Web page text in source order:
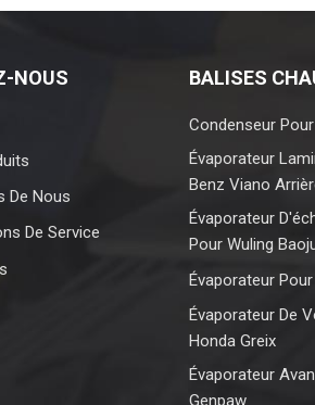
NOUS
De Nous
De Service
BALISES
Condenseur
Évaporateur
Benz Viano
Évaporateur
Pour Wuling
Évaporateur
Évaporateur De
Honda Greix
Évaporateur
Genpaw